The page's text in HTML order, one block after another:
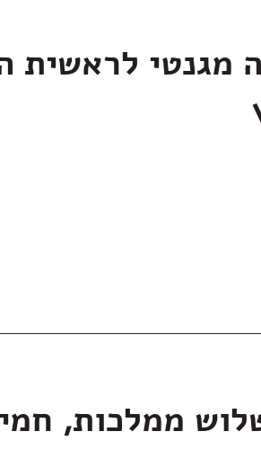
מגנטי לראשית
ממלכות,